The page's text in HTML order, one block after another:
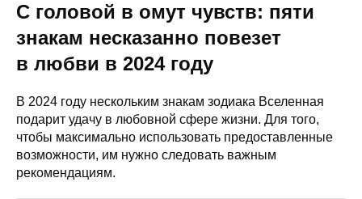
С головой в омут чувств: пяти
знакам несказанно повезет
в любви в 2024 году
В 2024 году нескольким знакам зодиака Вселенная
подарит удачу в любовной сфере жизни. Для того,
чтобы максимально использовать предоставленные
возможности, им нужно следовать важным
рекомендациям.